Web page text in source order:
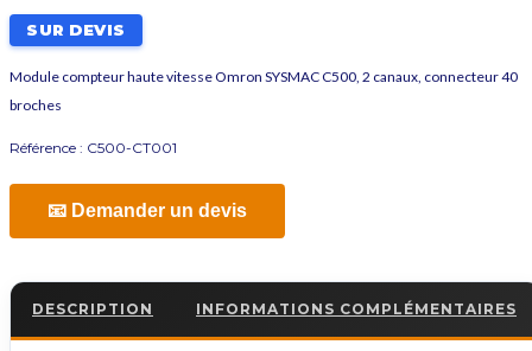
SUR DEVIS
Module compteur haute vitesse Omron SYSMAC C500, 2 canaux, connecteur 40
broches
Référence : C500-CT001
📧 Demander un devis
DESCRIPTION INFORMATIONS COMPLÉMENTAIRES